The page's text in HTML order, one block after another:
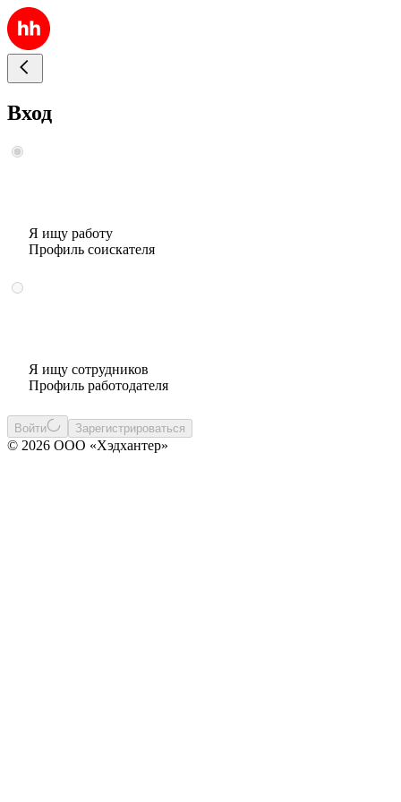
Вход
Я ищу работу
Профиль соискателя
Я ищу сотрудников
Профиль работодателя
Войти Зарегистрироваться
© 2026 ООО «Хэдхантер»